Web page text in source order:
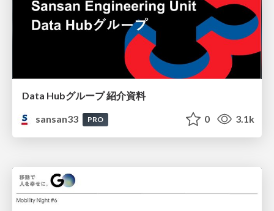
Data Hubグループ 紹介資料
sansan33
PRO 0 3.1k